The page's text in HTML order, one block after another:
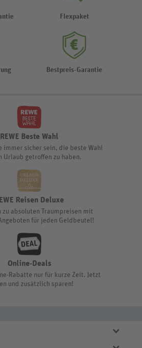
Flexpaket
Bestpreis-Garantie
REWE Beste Wahl
immer sicher sein, die beste Wahl
Urlaub getroffen zu haben.
Reisen Deluxe
zu absoluten Traumpreisen mit
für jeden Geldbeutel!
Online-Deals
Rabatte nur für kurze Zeit. Jetzt
und zusätzlich sparen!